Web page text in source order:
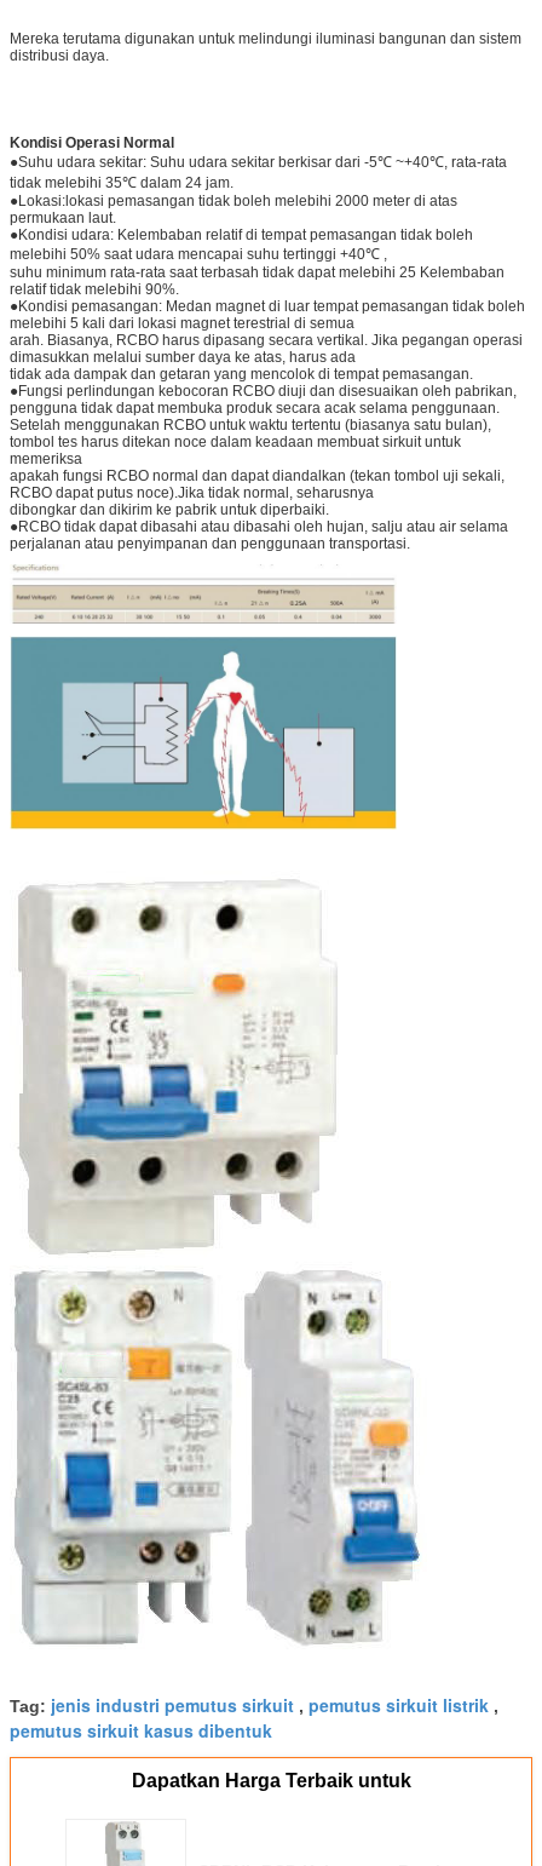
Mereka terutama digunakan untuk melindungi iluminasi bangunan dan sistem
distribusi daya.
Kondisi Operasi Normal
●Suhu udara sekitar: Suhu udara sekitar berkisar dari -5℃ ~+40℃, rata-rata
tidak melebihi 35℃ dalam 24 jam.
●Lokasi:lokasi pemasangan tidak boleh melebihi 2000 meter di atas
permukaan laut.
●Kondisi udara: Kelembaban relatif di tempat pemasangan tidak boleh
melebihi 50% saat udara mencapai suhu tertinggi +40℃ ,
suhu minimum rata-rata saat terbasah tidak dapat melebihi 25 Kelembaban
relatif tidak melebihi 90%.
●Kondisi pemasangan: Medan magnet di luar tempat pemasangan tidak boleh
melebihi 5 kali dari lokasi magnet terestrial di semua
arah. Biasanya, RCBO harus dipasang secara vertikal. Jika pegangan operasi
dimasukkan melalui sumber daya ke atas, harus ada
tidak ada dampak dan getaran yang mencolok di tempat pemasangan.
●Fungsi perlindungan kebocoran RCBO diuji dan disesuaikan oleh pabrikan,
pengguna tidak dapat membuka produk secara acak selama penggunaan.
Setelah menggunakan RCBO untuk waktu tertentu (biasanya satu bulan),
tombol tes harus ditekan noce dalam keadaan membuat sirkuit untuk
memeriksa
apakah fungsi RCBO normal dan dapat diandalkan (tekan tombol uji sekali,
RCBO dapat putus noce).Jika tidak normal, seharusnya
dibongkar dan dikirim ke pabrik untuk diperbaiki.
●RCBO tidak dapat dibasahi atau dibasahi oleh hujan, salju atau air selama
perjalanan atau penyimpanan dan penggunaan transportasi.
Tag: jenis industri pemutus sirkuit , pemutus sirkuit listrik ,
pemutus sirkuit kasus dibentuk
Dapatkan Harga Terbaik untuk